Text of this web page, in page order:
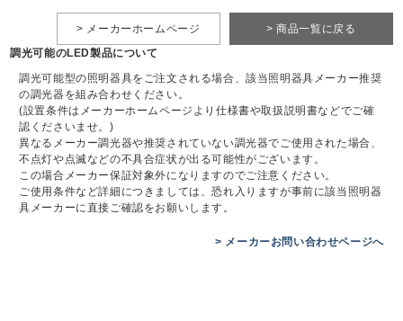
> 商品一覧に戻る
> メーカーホームページ
調光可能のLED製品について
調光可能型の照明器具をご注文される場合、該当照明器具メーカー推奨
の調光器を組み合わせください。
(設置条件はメーカーホームページより仕様書や取扱説明書などでご確
認くださいませ。)
異なるメーカー調光器や推奨されていない調光器でご使用された場合、
不点灯や点滅などの不具合症状が出る可能性がございます。
この場合メーカー保証対象外になりますのでご注意ください。
ご使用条件など詳細につきましては、恐れ入りますが事前に該当照明器
具メーカーに直接ご確認をお願いします。
> メーカーお問い合わせページへ